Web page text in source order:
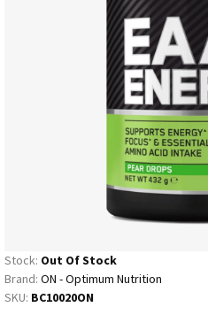
Stock: Out Of Stock
Brand: ON - Optimum Nutrition
SKU: BC10020ON